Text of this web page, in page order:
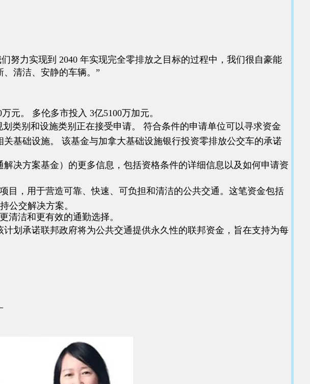
努力实现到 2040 年实现完全零排放之目标的过程中，我们很自豪能
清洁、安静的车辆。”
元。 多伦多市投入 3亿5100万加元。
类别和设施类别正在接受申请。 符合条件的申请单位可以寻求资金
基础设施。 该基金与加拿大基础设施银行投资零排放公交车的承诺
决方案基金）的更多信息，包括资格条件的详细信息以及如何申请资
目，用于营造可靠、快速、可负担和清洁的公共交通。这笔资金包括
公交解决方案。
清洁和更有效的通勤选择。
划承诺联邦政府将为公共交通提供永久性的联邦资金，旨在支持为每